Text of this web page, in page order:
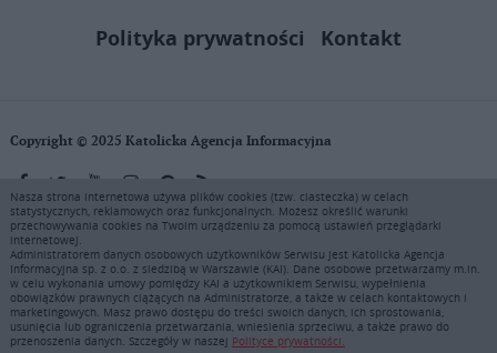
Polityka prywatności
Kontakt
Copyright © 2025 Katolicka Agencja Informacyjna
KAI zastrzega wszelkie prawa do serwisu. Użytkownicy mogą pobierać
i drukować fragmenty zawartości serwisu internetowego www.ekai.pl
wyłącznie do użytku osobistego. Publikacja, rozpowszechnianie
zawartości niniejszego serwisu lub jej sprzedaż (także framing i in.
podobne metody), są bez uprzedniej pisemnej zgody KAI zabronione i
stanowią naruszenie ustaw o prawie autorskim, ochronie baz danych i
uczciwej konkurencji - będą ścigane przy pomocy wszelkich
Nasza strona internetowa używa plików cookies (tzw. ciasteczka) w celach
statystycznych, reklamowych oraz funkcjonalnych. Możesz określić warunki
przechowywania cookies na Twoim urządzeniu za pomocą ustawień przeglądarki
internetowej.
Administratorem danych osobowych użytkowników Serwisu jest Katolicka Agencja
Informacyjna sp. z o.o. z siedzibą w Warszawie (KAI). Dane osobowe przetwarzamy m.in.
w celu wykonania umowy pomiędzy KAI a użytkownikiem Serwisu, wypełnienia
obowiązków prawnych ciążących na Administratorze, a także w celach kontaktowych i
marketingowych. Masz prawo dostępu do treści swoich danych, ich sprostowania,
usunięcia lub ograniczenia przetwarzania, wniesienia sprzeciwu, a także prawo do
przenoszenia danych. Szczegóły w naszej Polityce prywatności.